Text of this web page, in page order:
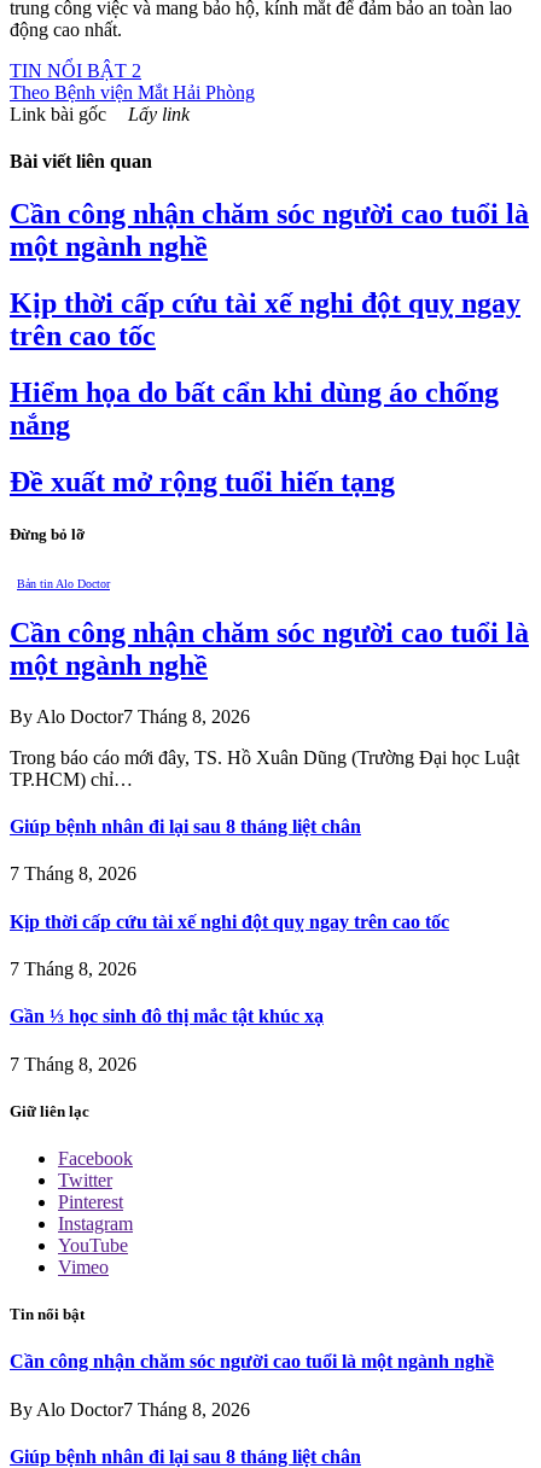
trung công việc và mang bảo hộ, kính mắt để đảm bảo an toàn lao
động cao nhất.
TIN NỔI BẬT 2
Theo Bệnh viện Mắt Hải Phòng
Link bài gốc
Lấy link
Bài viết liên quan
Cần công nhận chăm sóc người cao tuổi là
một ngành nghề
Kịp thời cấp cứu tài xế nghi đột quỵ ngay
trên cao tốc
Hiểm họa do bất cẩn khi dùng áo chống
nắng
Đề xuất mở rộng tuổi hiến tạng
Đừng bỏ lỡ
Bản tin Alo Doctor
Cần công nhận chăm sóc người cao tuổi là
một ngành nghề
By Alo Doctor7 Tháng 8, 2026
Trong báo cáo mới đây, TS. Hồ Xuân Dũng (Trường Đại học Luật
TP.HCM) chỉ…
Giúp bệnh nhân đi lại sau 8 tháng liệt chân
7 Tháng 8, 2026
Kịp thời cấp cứu tài xế nghi đột quỵ ngay trên cao tốc
7 Tháng 8, 2026
Gần ⅓ học sinh đô thị mắc tật khúc xạ
7 Tháng 8, 2026
Giữ liên lạc
Facebook
Twitter
Pinterest
Instagram
YouTube
Vimeo
Tin nổi bật
Cần công nhận chăm sóc người cao tuổi là một ngành nghề
By Alo Doctor7 Tháng 8, 2026
Giúp bệnh nhân đi lại sau 8 tháng liệt chân